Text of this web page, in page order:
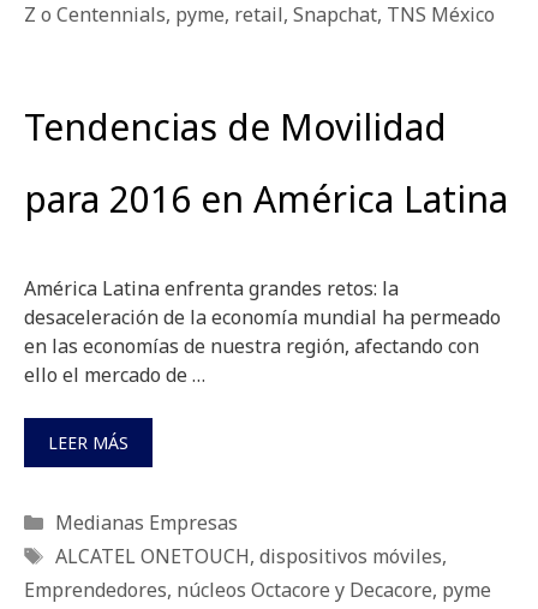
Z o Centennials, pyme, retail, Snapchat, TNS México
Tendencias de Movilidad
para 2016 en América Latina
América Latina enfrenta grandes retos: la
desaceleración de la economía mundial ha permeado
en las economías de nuestra región, afectando con
ello el mercado de …
LEER MÁS
Categorías
Medianas Empresas
Etiquetas
ALCATEL ONETOUCH, dispositivos móviles,
Emprendedores, núcleos Octacore y Decacore, pyme